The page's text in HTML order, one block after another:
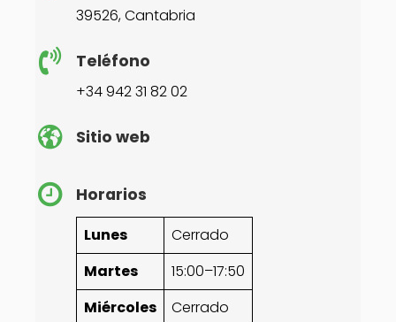
39526, Cantabria
Teléfono
+34 942 31 82 02
Sitio web
Horarios
Lunes
Cerrado
Martes
15:00–17:50
Miércoles
Cerrado